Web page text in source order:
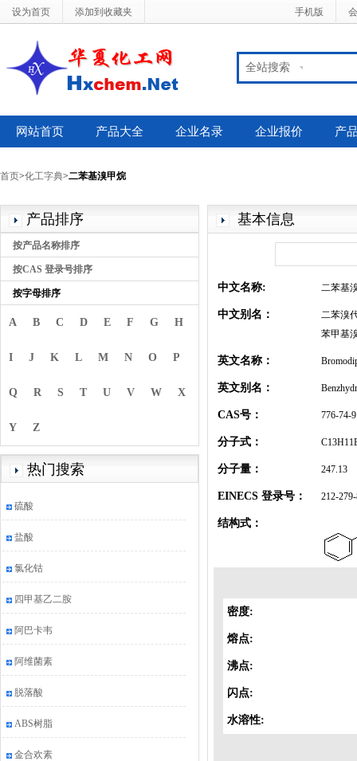
设为首页 添加到收藏夹 手机版
全站搜索
网站首页 产品大全 企业名录 企业报价 产
首页>化工字典>二苯基溴甲烷
产品排序
按产品名称排序
按CAS 登录号排序
按字母排序
A B C D E F G H
I J K L M N O P
Q R S T U V W X
Y Z
热门搜索
硫酸
盐酸
氯化钴
四甲基乙二胺
阿巴卡韦
阿维菌素
脱落酸
ABS树脂
金合欢素
基本信息
中文名称: 二苯基
中文别名：
二苯溴
苯甲基
英文名称：
英文别名：
CAS号： 776-74-9
分子式：
分子量： 247.13
EINECS 登录号： 212-
结构式：
密度:
熔点:
沸点:
闪点:
水溶性: